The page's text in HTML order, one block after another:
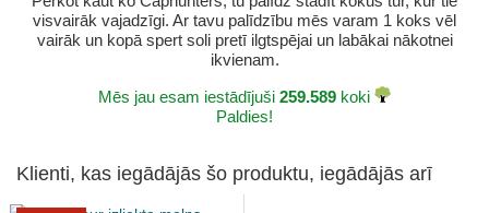
visvairāk vajadzīgi. Ar tavu palīdzību mēs varam 1 koks vēl
vairāk un kopā spert soli pretī ilgtspējai un labākai nākotnei
ikvienam.
Mēs jau esam iestādījuši 259.589 koki
Paldies!
Klienti, kas iegādājās šo produktu, iegādājās arī